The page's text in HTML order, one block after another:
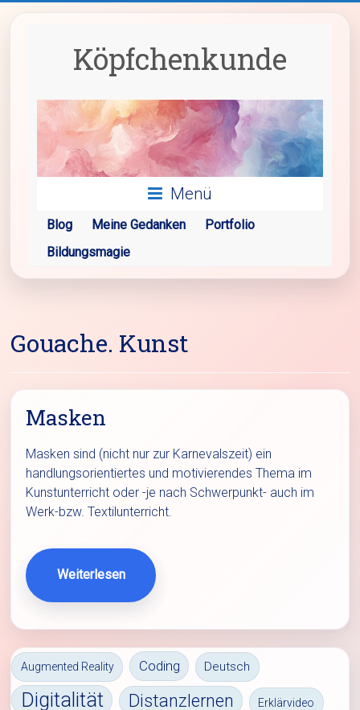
Köpfchenkunde
Menü
Blog Meine Gedanken
Portfolio
Bildungsmagie
Gouache. Kunst
Masken
Masken sind (nicht nur zur Karnevalszeit) ein
handlungsorientiertes und motivierendes Thema im
Kunstunterricht oder -je nach Schwerpunkt- auch im
Werk-bzw. Textilunterricht.
Weiterlesen
Augmented Reality Coding Deutsch
Digitalität Distanzlernen Erklärvideo